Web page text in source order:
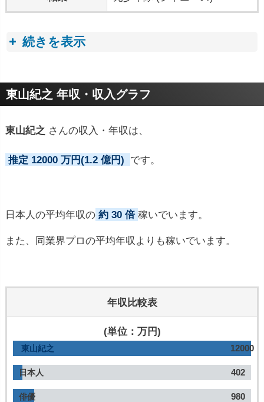
続きを表示
プロフィールトピック
東山紀之 年収・収入グラフ
東山紀之 さんの収入・年収は、
推定 12000 万円(1.2 億円) です。
日本人の平均年収の 約 30 倍 稼いでいます。
また、同業界プロの平均年収よりも稼いでいます。
年収比較表
(単位：万円)
東山紀之 12000
日本人 402
俳優 980